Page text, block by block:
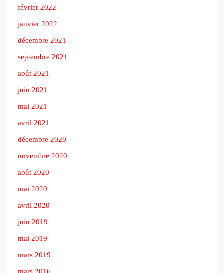
février 2022
janvier 2022
décembre 2021
septembre 2021
août 2021
juin 2021
mai 2021
avril 2021
décembre 2020
novembre 2020
août 2020
mai 2020
avril 2020
juin 2019
mai 2019
mars 2019